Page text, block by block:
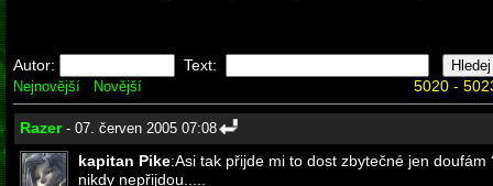
Autor: Text:
Nejnovější Novější 5020 -
Razer- 07. červen 2005 07:08
kapitan Pike:Asi tak přijde mi to dost zbytečné jen
nikdy nepřijdou.....